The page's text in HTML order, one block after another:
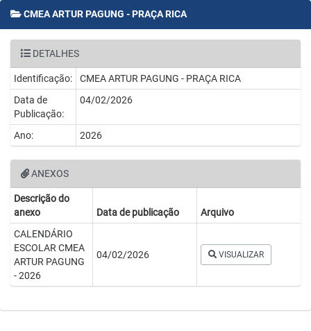
CMEA ARTUR PAGUNG - PRAÇA RICA
DETALHES
Identificação:
CMEA ARTUR PAGUNG - PRAÇA RICA
Data de
Publicação:
04/02/2026
Ano: 2026
ANEXOS
Descrição do
anexo
Data de publicação
Arquivo
CALENDÁRIO
ESCOLAR CMEA
ARTUR PAGUNG
- 2026
04/02/2026 VISUALIZAR